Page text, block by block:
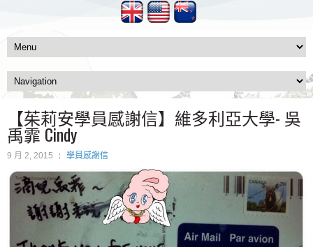
【茱莉安學員感謝信】維多利亞大學- 吳
禹霏 Cindy
9 月 2, 2015 學員感謝信